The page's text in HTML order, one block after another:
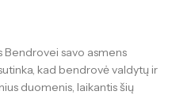
Bendrovei savo asmens
kad bendrovė valdytų ir
duomenis, laikantis šių